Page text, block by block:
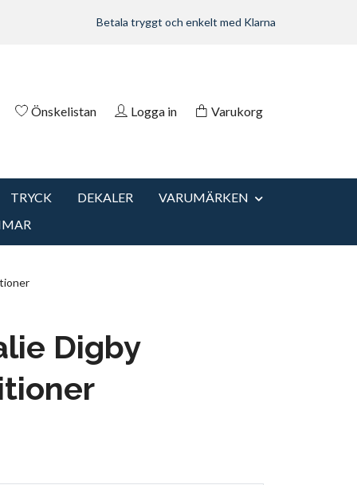
Betala tryggt och enkelt med Klarna
Önskelistan Logga in Varukorg
TRYCK DEKALER
VARUMÄRKEN
Digby